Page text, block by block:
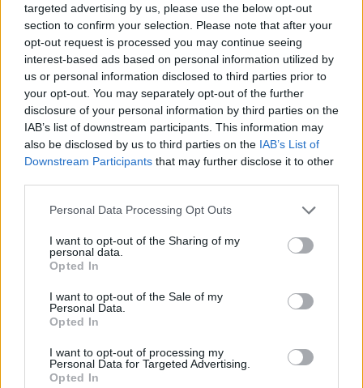
targeted advertising by us, please use the below opt-out
section to confirm your selection. Please note that after your
opt-out request is processed you may continue seeing
interest-based ads based on personal information utilized by
us or personal information disclosed to third parties prior to
your opt-out. You may separately opt-out of the further
disclosure of your personal information by third parties on the
IAB’s list of downstream participants. This information may
also be disclosed by us to third parties on the IAB’s List of
Downstream Participants that may further disclose it to other
Personal Data Processing Opt Outs
I want to opt-out of the Sharing of my
personal data.
Opted In
I want to opt-out of the Sale of my
Personal Data.
Opted In
I want to opt-out of processing my
Personal Data for Targeted Advertising.
Opted In
Ε. Τουρνάς: Πάνω από 400 πυρκαγιές σε δέκα
ημέρες - Σε επιφυλακή ο κρατικός μηχανισμός
09/08/2026 - 14:17
Εξαγωγές: Η Ελλάδα κερδίζει τους Ευρωπαίους
ανταγωνιστές – Άνοδος μεριδίων σε 9 από 11
κλάδους (Εθνική Τράπεζα)
09/08/2026 - 13:51 ΟΙΚΟΝΟΜΙΑ
Προς εκτύπωση το πολλαπλό βιβλίο - «Σύγχρονο
εκπαιδευτικό υλικό, τόσο σε έντυπη όσο και σε
ηλεκτρονική μορφή»
Γερμανία: Το Βερολίνο θα επεκτείνει την έρευνα για
την ασφάλεια από τα drones μετά το περιστατικό σε
αεροδρόμιο
09/08/2026 - 12:57 ΚΟΣΜΟΣ
Αυξημένη η επιβατική κίνηση από το λιμάνι του
Πειραιά – Περίπου 60.000 ταξίδεψαν Παρασκευή
και Σάββατο